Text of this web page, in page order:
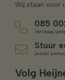
Wij staan voor
085
Vandaag
Stuur
[email
Volg